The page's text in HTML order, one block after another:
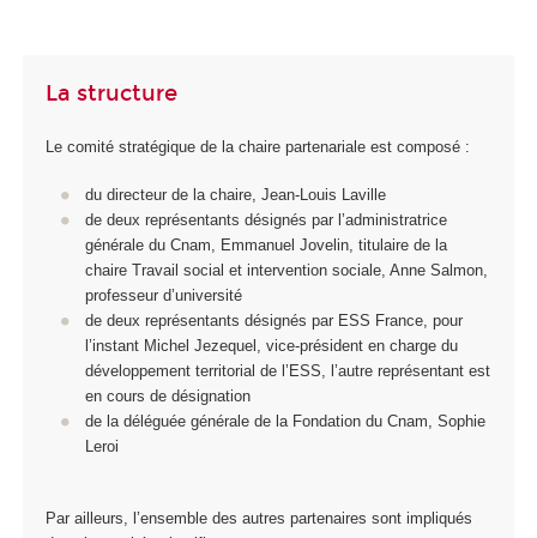
La structure
Le comité stratégique de la chaire partenariale est composé :
du directeur de la chaire, Jean-Louis Laville
de deux représentants désignés par l’administratrice
générale du Cnam, Emmanuel Jovelin, titulaire de la
chaire Travail social et intervention sociale, Anne Salmon,
professeur d’université
de deux représentants désignés par ESS France, pour
l’instant Michel Jezequel, vice-président en charge du
développement territorial de l’ESS, l’autre représentant est
en cours de désignation
de la déléguée générale de la Fondation du Cnam, Sophie
Leroi
Par ailleurs, l’ensemble des autres partenaires sont impliqués